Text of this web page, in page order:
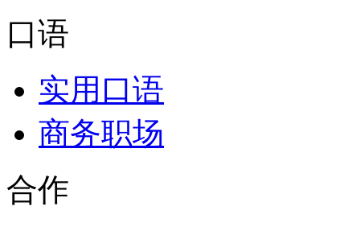
口语
实用口语
商务职场
合作